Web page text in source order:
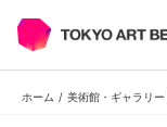
ホーム / 美術館・ギャラリー